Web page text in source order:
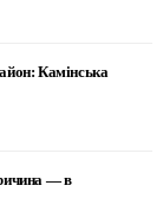
Камінська
— в